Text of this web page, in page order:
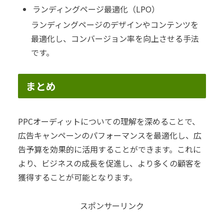
ランディングページ最適化（LPO）
ランディングページのデザインやコンテンツを
最適化し、コンバージョン率を向上させる手法
です。
まとめ
PPCオーディットについての理解を深めることで、
広告キャンペーンのパフォーマンスを最適化し、広
告予算を効果的に活用することができます。これに
より、ビジネスの成長を促進し、より多くの顧客を
獲得することが可能となります。
スポンサーリンク